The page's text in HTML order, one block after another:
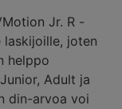
Jr. R -
laskijoille, joten
helppo
Adult ja
din-arvoa voi